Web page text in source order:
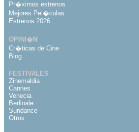
Pr�ximos estrenos
Mejores Pel�culas
Estrenos 2026
OPINI�N
Cr�ticas de Cine
Blog
FESTIVALES
Zinemaldia
Cannes
Venecia
Berlinale
Sundance
Otros